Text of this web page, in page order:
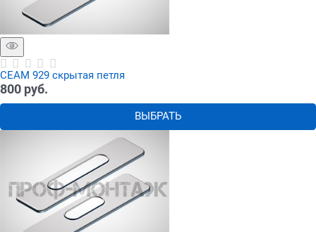
СЕАМ 929 скрытая петля
800 руб.
ВЫБРАТЬ